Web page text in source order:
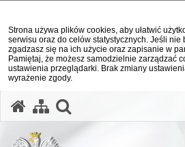
Strona używa plików cookies, aby ułatwić
serwisu oraz do celów statystycznych. Jeśli nie
zgadzasz się na ich użycie oraz zapisanie w
Pamiętaj, że możesz samodzielnie zarządzać
ustawienia przeglądarki. Brak zmiany
wyrażenie zgody.